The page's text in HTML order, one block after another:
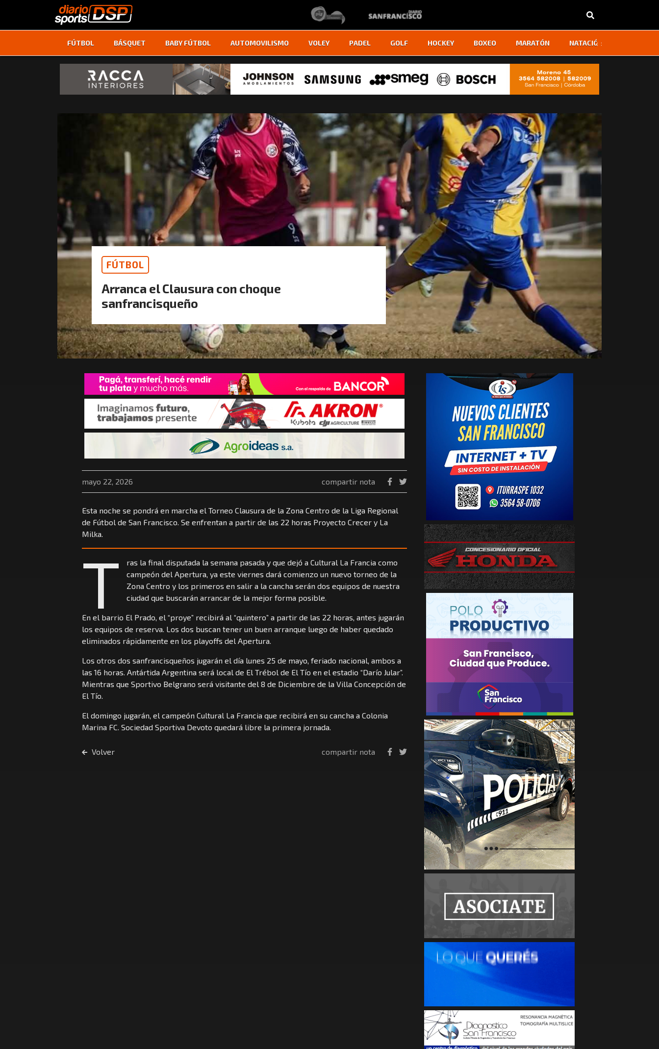
FÚTBOL BÁSQUET BABY FÚTBOL AUTOMOVILISMO VOLEY PADEL GOLF HOCKEY BOXEO MARATÓN NATACIÓN
‹ ›
FÚTBOL
Arranca el Clausura con choque
sanfrancisqueño
mayo 22, 2026 compartir nota
Esta noche se pondrá en marcha el Torneo Clausura de la Zona Centro de la Liga Regional
de Fútbol de San Francisco. Se enfrentan a partir de las 22 horas Proyecto Crecer y La
Milka.
T
ras la final disputada la semana pasada y que dejó a Cultural La Francia como
campeón del Apertura, ya este viernes dará comienzo un nuevo torneo de la
Zona Centro y los primeros en salir a la cancha serán dos equipos de nuestra
ciudad que buscarán arrancar de la mejor forma posible.
En el barrio El Prado, el “proye” recibirá al “quintero” a partir de las 22 horas, antes jugarán
los equipos de reserva. Los dos buscan tener un buen arranque luego de haber quedado
eliminados rápidamente en los playoffs del Apertura.
Los otros dos sanfrancisqueños jugarán el día lunes 25 de mayo, feriado nacional, ambos a
las 16 horas. Antártida Argentina será local de El Trébol de El Tío en el estadio “Darío Jular”.
Mientras que Sportivo Belgrano será visitante del 8 de Diciembre de la Villa Concepción de
El Tío.
El domingo jugarán, el campeón Cultural La Francia que recibirá en su cancha a Colonia
Marina FC. Sociedad Sportiva Devoto quedará libre la primera jornada.
Volver compartir nota